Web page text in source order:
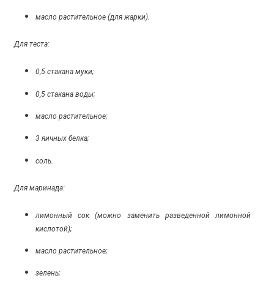
масло растительное (для жарки).
Для теста:
0,5 стакана муки;
0,5 стакана воды;
масло растительное;
3 яичных белка;
соль.
Для маринада:
лимонный сок (можно заменить разведенной лимонной
кислотой);
масло растительное;
зелень;